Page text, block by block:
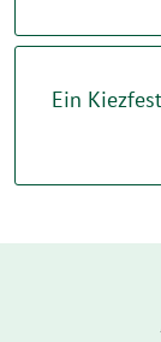
Ein